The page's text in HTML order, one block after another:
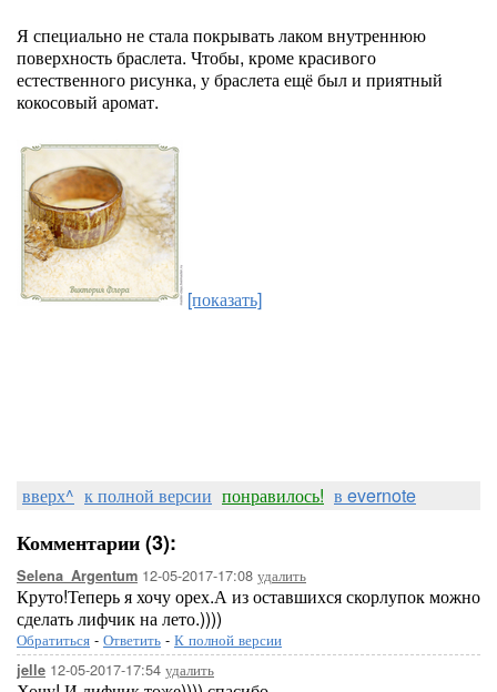
Я специально не стала покрывать лаком внутреннюю
поверхность браслета. Чтобы, кроме красивого
естественного рисунка, у браслета ещё был и приятный
кокосовый аромат.
[показать]
вверх^ к полной версии понравилось! в evernote
Комментарии (3):
Selena_Argentum 12-05-2017-17:08 удалить
Круто!Теперь я хочу орех.А из оставшихся скорлупок можно
сделать лифчик на лето.))))
Обратиться - Ответить - К полной версии
jelle 12-05-2017-17:54 удалить